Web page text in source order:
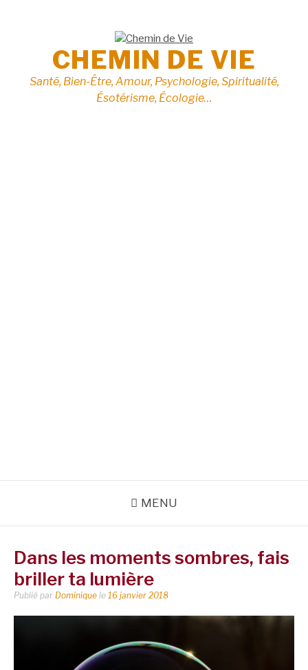
CHEMIN DE VIE
Santé, Bien-Être, Amour, Psychologie, Spiritualité,
Ésotérisme, Écologie…
MENU
Dans les moments sombres, fais
briller ta lumière
Publié par Dominique le 16 janvier 2018